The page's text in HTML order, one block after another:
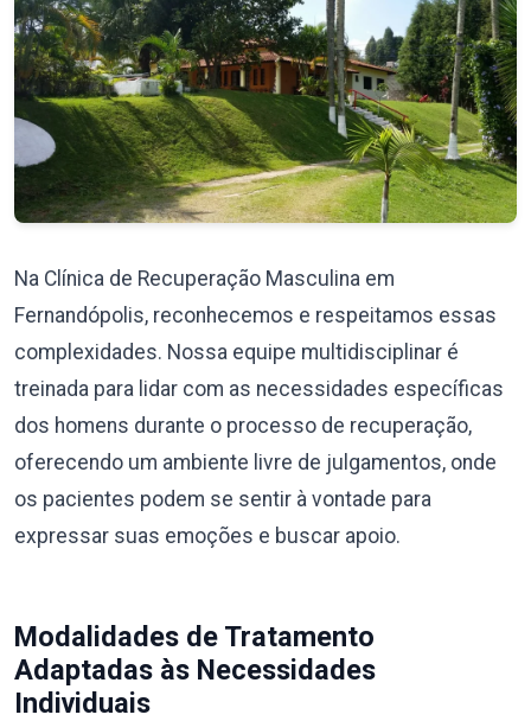
Na Clínica de Recuperação Masculina em
Fernandópolis, reconhecemos e respeitamos essas
complexidades. Nossa equipe multidisciplinar é
treinada para lidar com as necessidades específicas
dos homens durante o processo de recuperação,
oferecendo um ambiente livre de julgamentos, onde
os pacientes podem se sentir à vontade para
expressar suas emoções e buscar apoio.
Modalidades de Tratamento
Adaptadas às Necessidades
Individuais